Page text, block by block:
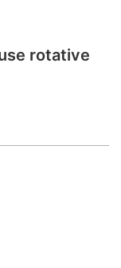
rotative